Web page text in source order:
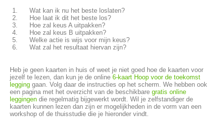
Wat kan ik nu het beste loslaten?
Hoe laat ik dit het beste los?
Hoe zal keus A uitpakken?
Hoe zal keus B uitpakken?
Welke actie is wijs voor mijn keus?
Wat zal het resultaat hiervan zijn?
Heb je geen kaarten in huis of weet je niet goed hoe de kaarten voor
jezelf te lezen, dan kun je de online 6-kaart Hoop voor de toekomst
legging gaan. Volg daar de instructies op het scherm. We hebben ook
een pagina met het overzicht van de beschikbare gratis online
leggingen die regelmatig bijgewerkt wordt. Wil je zelfstandiger de
kaarten kunnen lezen dan zijn er mogelijkheden in de vorm van een
workshop of de thuisstudie die je hieronder vindt.